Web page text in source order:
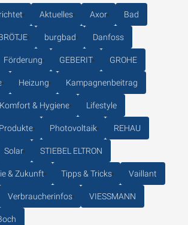
Aktuelles Axor Bad
burgbad Danfoss
Förderung GEBERIT GROHE
Heizung Kampagnenbeitrag
Komfort & Hygiene Lifestyle
Photovoltaik REHAU
Solar STIEBEL ELTRON
& Zukunft Tipps & Tricks Vaillant
Verbraucherinfos VIESSMANN